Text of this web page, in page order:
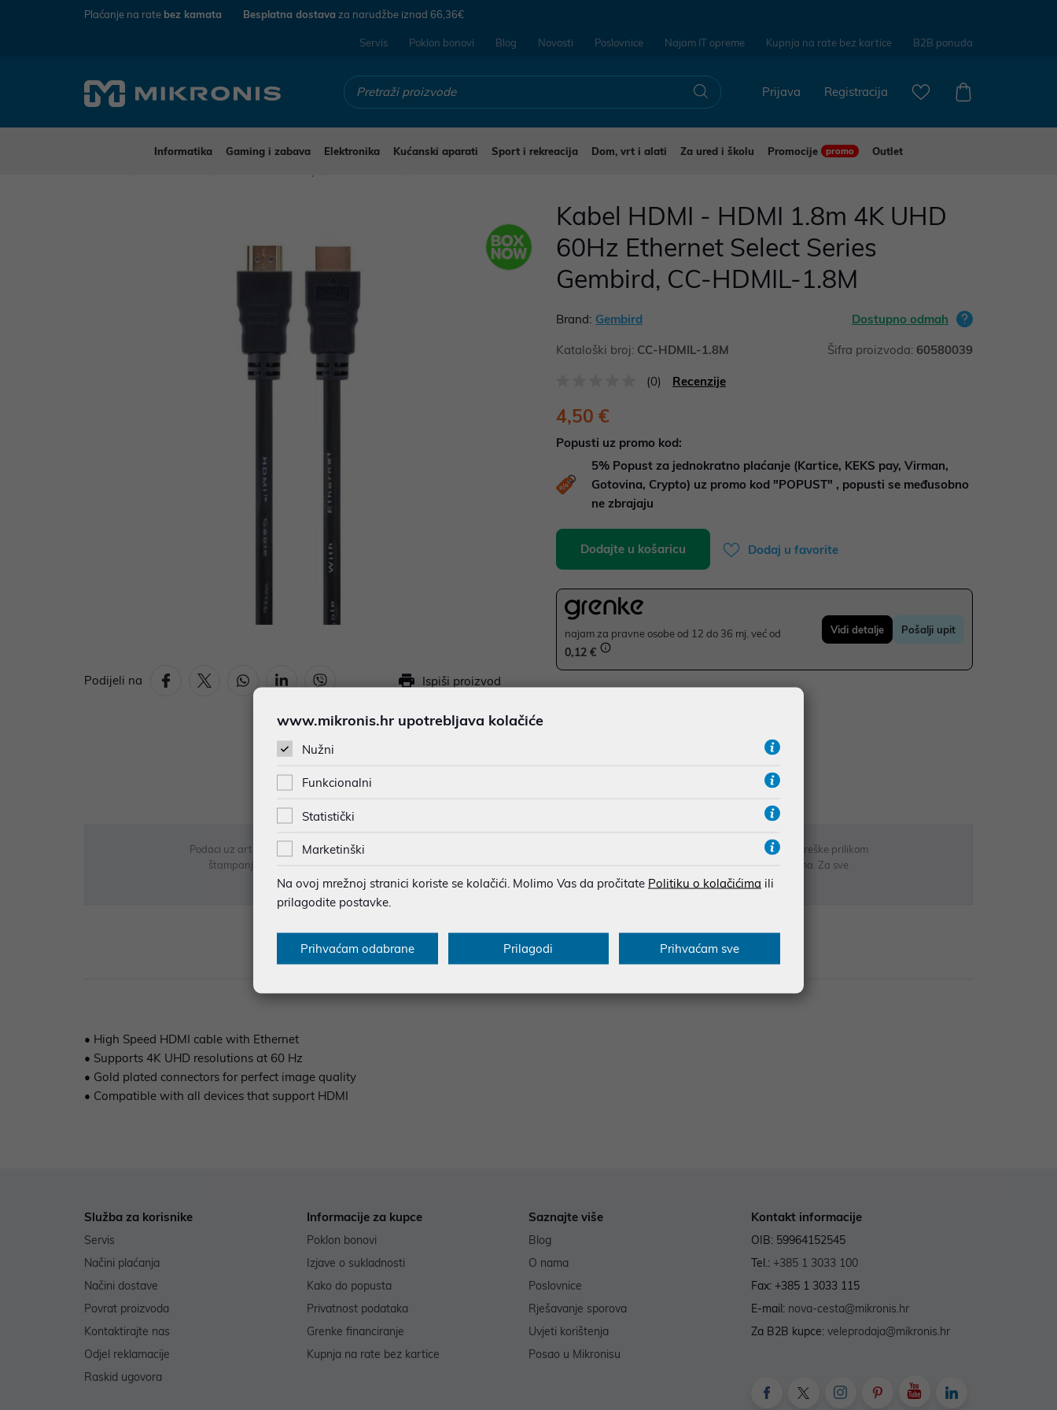
Plaćanje na rate bez kamata Besplatna dostava za narudžbe iznad 66,36€
Servis Poklon bonovi Blog Novosti Poslovnice Najam IT opreme Kupnja na rate bez kartice B2B ponuda
Registracija
Prijava
Informatika Gaming i zabava Elektronika Kućanski aparati Sport i rekreacija Dom, vrt i alati Za ured i školu Promocije promo
Outlet
Podijeli na Ispiši proizvod
Kabel HDMI - HDMI 1.8m 4K UHD
60Hz Ethernet Select Series
Gembird, CC-HDMIL-1.8M
Brand: Gembird Dostupno odmah
Kataloški broj: CC-HDMIL-1.8M Šifra proizvoda: 60580039
(0) Recenzije
4,50 €
Popusti uz promo kod:
5% Popust za jednokratno plaćanje (Kartice, KEKS pay, Virman,
Gotovina, Crypto) uz promo kod "POPUST" , popusti se međusobno
ne zbrajaju
Dodajte u košaricu Dodaj u favorite
najam za pravne osobe od 12 do 36 mj. već od
0,12 €
Vidi detalje Pošalji upit
BESPLATNA DOSTAVA ZA NARUDŽBE IZNAD 66,36€
Podaci uz artikle su prezentirani u dobroj namjeri. Mikronis d.o.o. ne odgovara za eventualne pogreške nastale u opisu proizvoda, greške prilikom
štampanja te promjene u dostupnosti i cijene. Slike artikala su ilustrativne prirode te ne moraju u potpunosti odgovarati artiklima. Za sve
eventualne nejasnoće možete nas kontaktirati naweb-prodaja@mikronis.hr
Opis Specifikacija Raspoloživost Recenzije
• High Speed HDMI cable with Ethernet
• Supports 4K UHD resolutions at 60 Hz
• Gold plated connectors for perfect image quality
• Compatible with all devices that support HDMI
Služba za korisnike
Servis
Načini plaćanja
Načini dostave
Povrat proizvoda
Kontaktirajte nas
Odjel reklamacije
Raskid ugovora
Informacije za kupce
Poklon bonovi
Izjave o sukladnosti
Kako do popusta
Privatnost podataka
Grenke financiranje
Kupnja na rate bez kartice
Saznajte više
Blog
O nama
Poslovnice
Rješavanje sporova
Uvjeti korištenja
Posao u Mikronisu
Kontakt informacije
OIB: 59964152545
Tel.: +385 1 3033 100
Fax: +385 1 3033 115
E-mail: nova-cesta@mikronis.hr
Za B2B kupce: veleprodaja@mikronis.hr
www.mikronis.hr upotrebljava kolačiće
Nužni
Funkcionalni
Statistički
Marketinški
Na ovoj mrežnoj stranici koriste se kolačići. Molimo Vas da pročitate Politiku o kolačićima ili
prilagodite postavke.
Prihvaćam odabrane Prilagodi Prihvaćam sve